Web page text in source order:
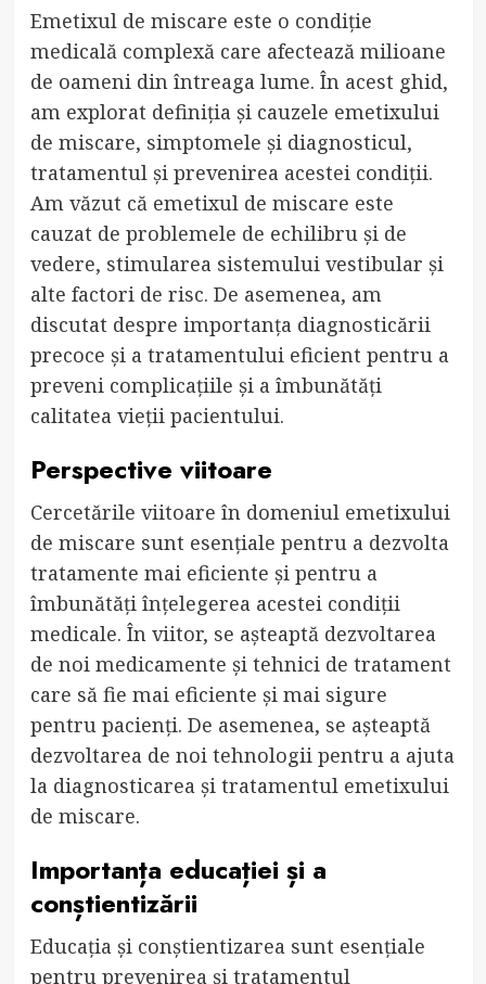
Emetixul de miscare este o condiție
medicală complexă care afectează milioane
de oameni din întreaga lume. În acest ghid,
am explorat definiția și cauzele emetixului
de miscare, simptomele și diagnosticul,
tratamentul și prevenirea acestei condiții.
Am văzut că emetixul de miscare este
cauzat de problemele de echilibru și de
vedere, stimularea sistemului vestibular și
alte factori de risc. De asemenea, am
discutat despre importanța diagnosticării
precoce și a tratamentului eficient pentru a
preveni complicațiile și a îmbunătăți
calitatea vieții pacientului.
Perspective viitoare
Cercetările viitoare în domeniul emetixului
de miscare sunt esențiale pentru a dezvolta
tratamente mai eficiente și pentru a
îmbunătăți înțelegerea acestei condiții
medicale. În viitor, se așteaptă dezvoltarea
de noi medicamente și tehnici de tratament
care să fie mai eficiente și mai sigure
pentru pacienți. De asemenea, se așteaptă
dezvoltarea de noi tehnologii pentru a ajuta
la diagnosticarea și tratamentul emetixului
de miscare.
Importanța educației și a
conștientizării
Educația și conștientizarea sunt esențiale
pentru prevenirea și tratamentul